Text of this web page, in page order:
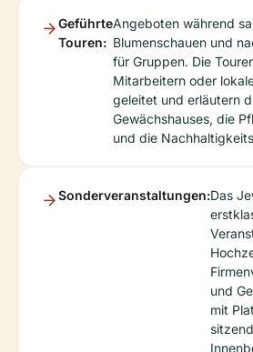
Geführte
Touren:
Angeboten während
Blumenschauen und
für Gruppen. Die
Mitarbeitern oder
geleitet und erläutern
Gewächshauses, die
und die
Sonderveranstaltungen:Das
und
mit